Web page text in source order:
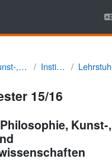
Philosophie, Kunst-, Geschichts- und Gesellschaftswissenschaften Institut für Geschichte
15/16
Kunst-,